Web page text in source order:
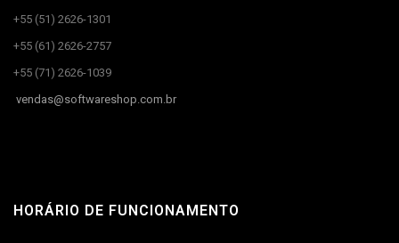
+55 (51) 2626-1301
+55 (61) 2626-2757
+55 (71) 2626-1039
vendas@softwareshop.com.br
HORÁRIO DE FUNCIONAMENTO